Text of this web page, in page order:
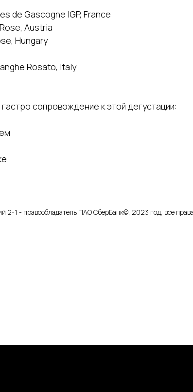
de Gascogne IGP, France
Austria
Hungary
Rosato, Italy
сопровождение к этой дегустации:
2-1 - правообладатель ПАО СберБанк©, 2023 год, все